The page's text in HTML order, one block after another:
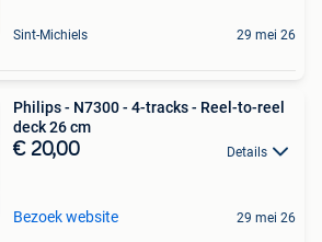
Sint-Michiels 29 mei 26
Philips - N7300 - 4-tracks - Reel-to-reel
deck 26 cm
€ 20,00 Details
Bezoek website 29 mei 26